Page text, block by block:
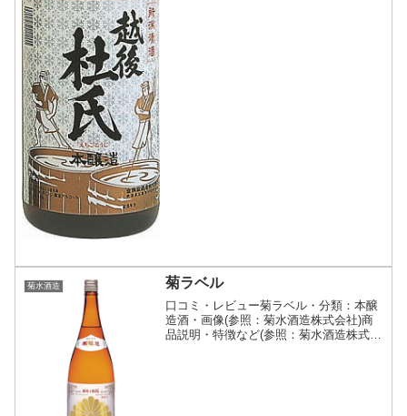
菊水酒造 菊ラベル
口コミ・レビュー菊ラベル・分類：本醸
造酒・画像(参照：菊水酒造株式会社)商
品説明・特徴など(参照：菊水酒造株式会